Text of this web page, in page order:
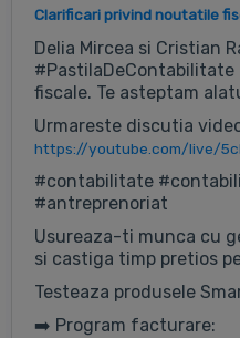
Clarificari privind noutatile
Delia Mircea si Cristian
fiscale. Te asteptam
Urmareste discutia
https://youtube.com/live/
#contabilitate
#antreprenoriat
Usureaza-ti munca cu
si castiga timp pretios
Testeaza produsele
➡️ Program facturare: